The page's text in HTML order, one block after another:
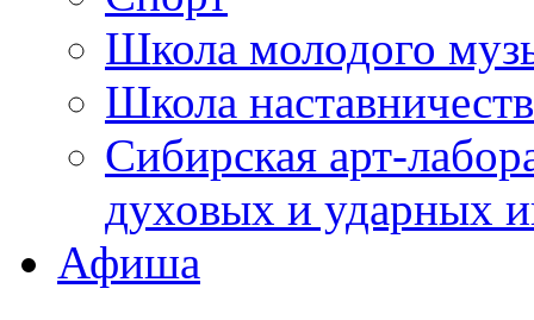
Школа молодого
Школа
Сибирская арт-
духовых и ударных
Афиша